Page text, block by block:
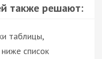
также решают:
таблицы,
список